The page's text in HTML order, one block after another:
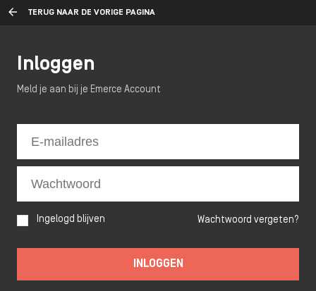
TERUG NAAR DE VORIGE PAGINA
Inloggen
Meld je aan bij je Emerce Account
Ingelogd blijven Wachtwoord vergeten?
INLOGGEN